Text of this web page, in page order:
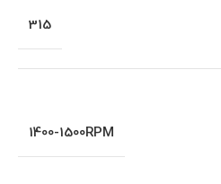
315
1400-1500RPM